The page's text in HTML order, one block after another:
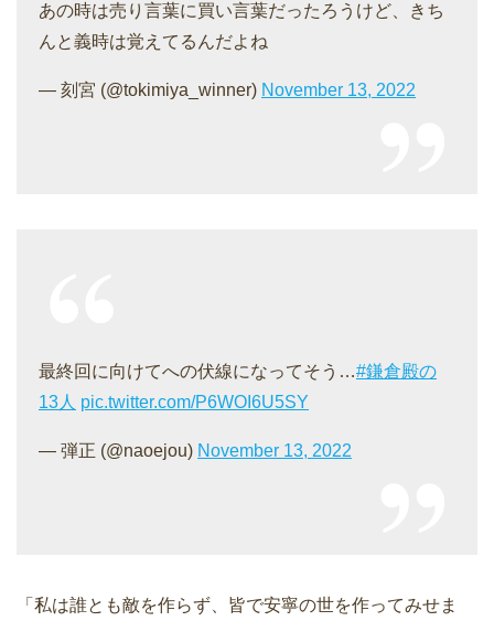
あの時は売り言葉に買い言葉だったろうけど、きち
んと義時は覚えてるんだよね
— 刻宮 (@tokimiya_winner) November 13, 2022
最終回に向けてへの伏線になってそう…#鎌倉殿の
13人 pic.twitter.com/P6WOI6U5SY
— 弾正 (@naoejou) November 13, 2022
「私は誰とも敵を作らず、皆で安寧の世を作ってみせま